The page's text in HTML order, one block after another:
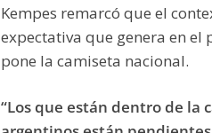
Kempes remarcó que el
expectativa que genera en
pone la camiseta nacional.
“Los que están dentro de la